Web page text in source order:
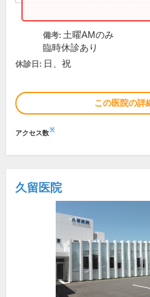
備考: 土曜AMのみ
臨時休診あり
休診日: 日、祝
この医院の詳
アクセス数※
久留医院